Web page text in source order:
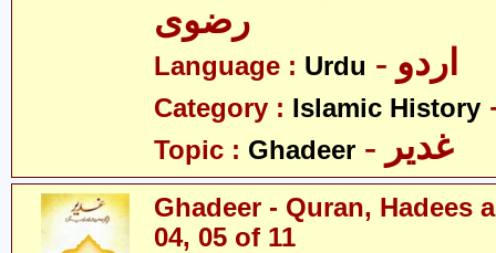
رضوی
Language : Urdu - اردو
Category : Islamic History
Topic : Ghadeer - غدیر
Ghadeer - Quran, Hadees
04, 05 of 11